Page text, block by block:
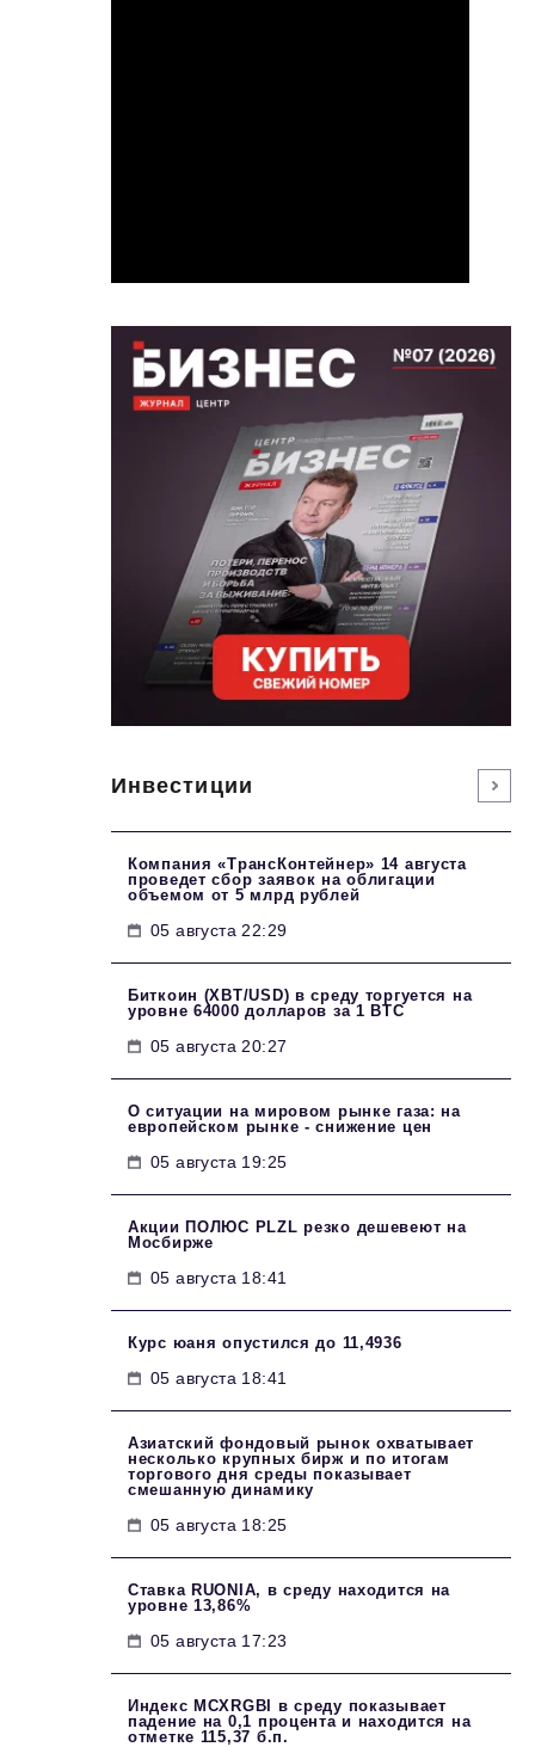
Инвестиции
Компания «ТрансКонтейнер» 14 августа
проведет сбор заявок на облигации
объемом от 5 млрд рублей
05 августа 22:29
Биткоин (XBT/USD) в среду торгуется на
уровне 64000 долларов за 1 BTC
05 августа 20:27
О ситуации на мировом рынке газа: на
европейском рынке - снижение цен
05 августа 19:25
Акции ПОЛЮС PLZL резко дешевеют на
Мосбирже
05 августа 18:41
Курс юаня опустился до 11,4936
05 августа 18:41
Азиатский фондовый рынок охватывает
несколько крупных бирж и по итогам
торгового дня среды показывает
смешанную динамику
05 августа 18:25
Ставка RUONIA, в среду находится на
уровне 13,86%
05 августа 17:23
Индекс MCXRGBI в среду показывает
падение на 0,1 процента и находится на
отметке 115,37 б.п.